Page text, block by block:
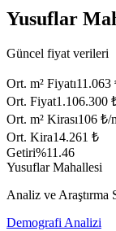
Yusuflar
Güncel fiyat verileri
Ort. m² Fiyatı11.063
Ort. Fiyat1.106.300
Ort. m² Kirası106 ₺/
Ort. Kira14.261 ₺
Getiri%11.46
Yusuflar Mahallesi
Analiz ve Araştırma
Demografi Analizi